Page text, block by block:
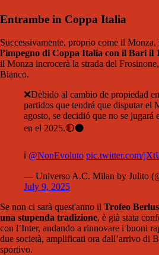
Entrambe in Coppa Italia
Successivamente, proprio come il Monza,
l’impegno di Coppa Italia con il Bari il
il Monza incrocerà la strada del
Bianco.
❌Debido al cambio de propiedad
partidos que tendrá que disputar el
agosto, se decidió que no se jugará
en el 2025.🔴⚫️
ℹ️ @NonEvoluto pic.twitter.com/
— Universo A.C. Milan by Julito
July 9, 2025
Se non ci sarà quest'anno il Trofeo
una stupenda tradizione, è già stata
con l’Inter, andando a rinnovare i buoni
due società, amplificati ora dall’arrivo di
sportivo.